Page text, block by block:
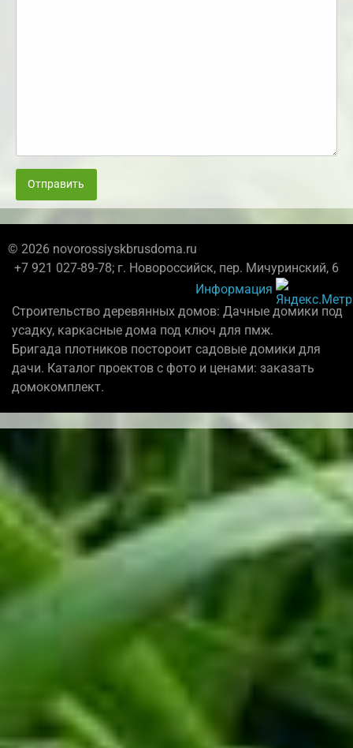
Отправить
© 2026 novorossiyskbrusdoma.ru
+7 921 027-89-78; г. Новороссийск, пер. Мичуринский, 6
Информация
Строительство деревянных домов: Дачные домики под
усадку, каркасные дома под ключ для пмж.
Бригада плотников постороит садовые домики для
дачи. Каталог проектов с фото и ценами: заказать
домокомплект.